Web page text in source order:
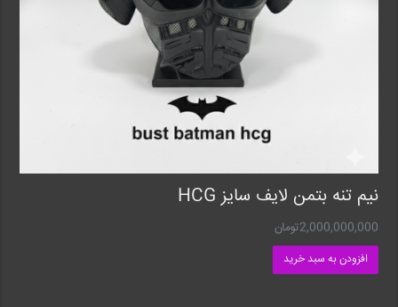
نیم تنه بتمن لایف سایز HCG
2,000,000,000تومان
افزودن به سبد خرید